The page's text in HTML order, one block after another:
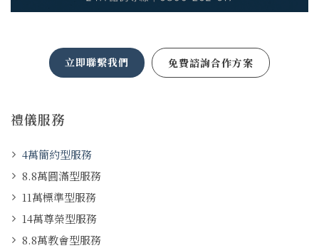
禮儀服務
4萬簡約型服務
8.8萬圓滿型服務
11萬標準型服務
14萬尊榮型服務
8.8萬教會型服務
立即聯繫我們 免費諮詢合作方案